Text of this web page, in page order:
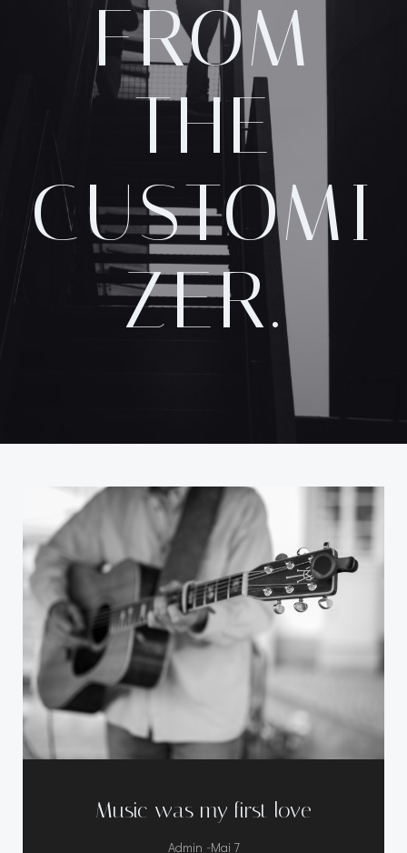
FROM
THE
CUSTOMI
ZER.
Music was my first love
Admin -Mai 7